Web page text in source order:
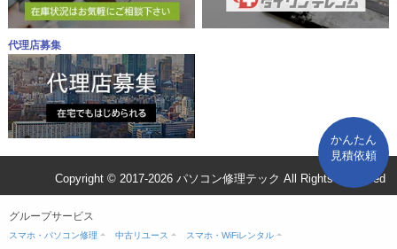
代理店募集
かんたん
見積依頼
Copyright © 2017-2026 パソコン修理テック All Rights Reserved
グループサービス
スマホ・パソコン修理 中古リユース スマホ・WiFiレンタル